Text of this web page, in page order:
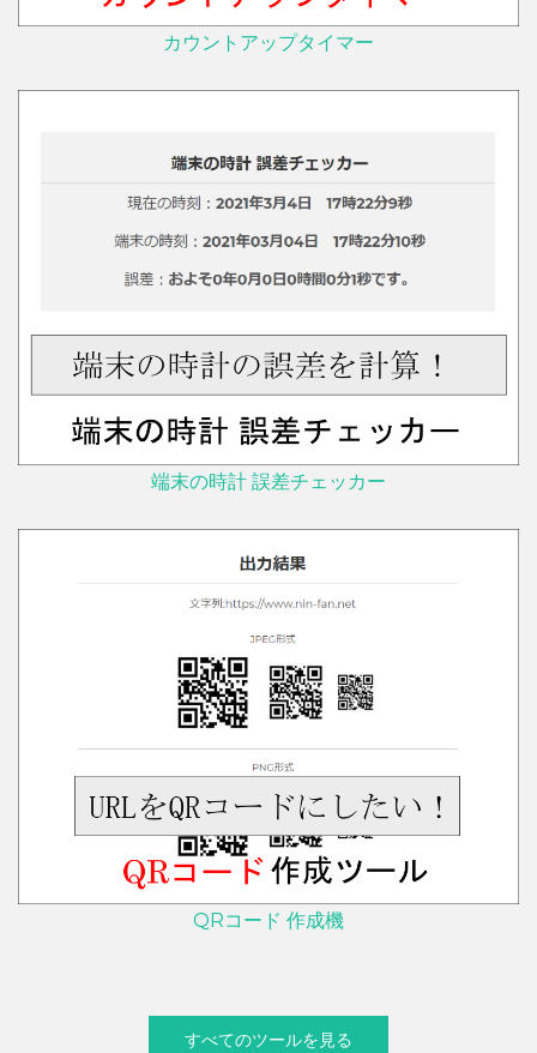
カウントアップタイマー
端末の時計 誤差チェッカー
QRコード 作成機
すべてのツールを見る